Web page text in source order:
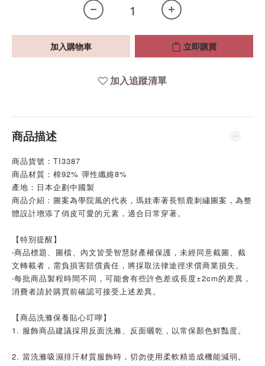
加入購物車 立即購買
加入追蹤清單
商品描述
商品貨號：TI3387
商品材質：棉92% 彈性纖維8%
產地：日本企劃中國製
商品介紹：圖案為學院風的代表，瑪娃牽著長頸鹿刺繡圖案，為整
體設計增添了俏皮可愛的元素，適合日常穿著。
【特別提醒】
‧商品標題、圖檔、內文皆受智慧財產權保護，未經同意截圖、截
文轉載者，需負損害賠償責任，將採取法律途徑求償商業損失。
‧每批商品製程時間不同，可能會有些許色差或長度±2cm的差異，
消費者請於購買前確認可接受上述差異。
【商品洗滌保養貼心叮嚀】
1. 服飾商品建議採用反面洗滌、反面曬乾，以常保顏色鮮豔度。
2. 當洗滌吸濕排汗材質服飾時，切勿使用柔軟精造成機能減弱。